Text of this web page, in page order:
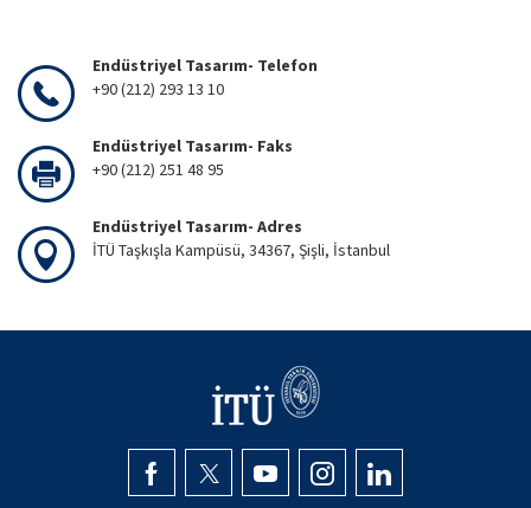
Endüstriyel Tasarım- Telefon
+90 (212) 293 13 10
Endüstriyel Tasarım- Faks
+90 (212) 251 48 95
Endüstriyel Tasarım- Adres
İTÜ Taşkışla Kampüsü, 34367, Şişli, İstanbul